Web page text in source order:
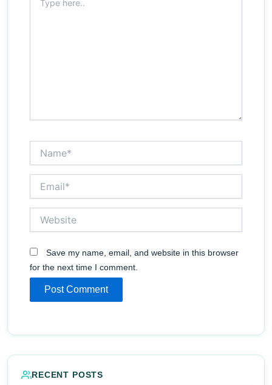
here..
Save my name, email, and website in this browser
for the next time I comment.
RECENT POSTS